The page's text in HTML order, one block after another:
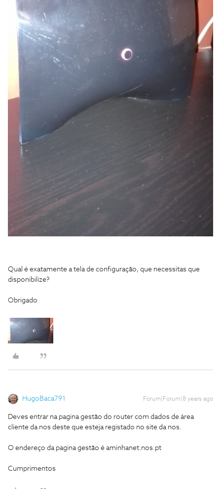
Qual é exatamente a tela de configuração, que necessitas que
disponibilize?
Obrigado
HugoBaca791 Forum|Forum|8 years ago
Deves entrar na pagina gestão do router com dados de área
cliente da nos deste que esteja registado no site da nos.
O endereço da pagina gestão é aminhanet.nos.pt
Cumprimentos